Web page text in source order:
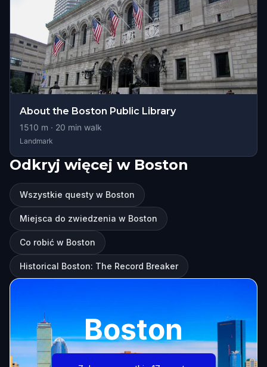
About the Boston Public Library
1510 m · 20 min walk
Landmark
Odkryj więcej w Boston
Wszystkie questy w Boston
Miejsca do zwiedzenia w Boston
Co robić w Boston
Historical Boston: The Record Breaker
Boston